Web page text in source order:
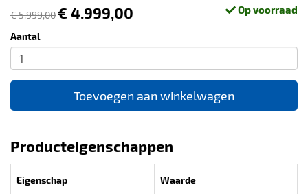
€ 5.999,00€ 4.999,00 Op voorraad
Aantal
Toevoegen aan winkelwagen
Producteigenschappen
Eigenschap Waarde